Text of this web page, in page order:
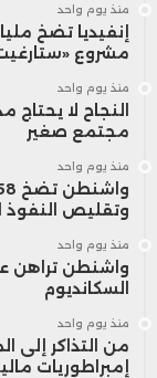
منذ يوم واحد
إنفيديا تضخ
مشروع
منذ يوم واحد
مجتمع صغير
منذ يوم واحد
وتقليص النفوذ
منذ يوم واحد
واشنطن تراهن
السكانديوم
منذ يوم واحد
من التذاكر إلى
إمبراطوريات